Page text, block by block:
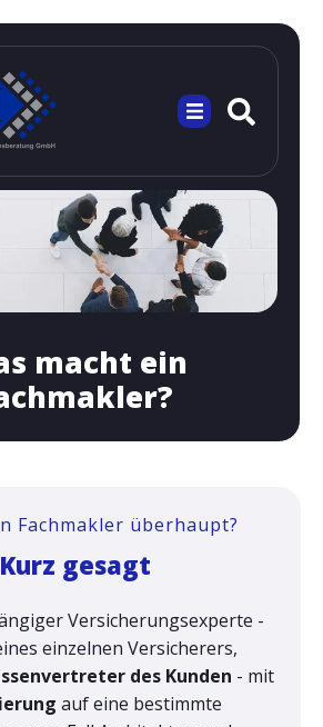
macht ein
Fachmakler überhaupt?
Kurz gesagt
Versicherungsexperte -
einzelnen Versicherers,
des Kunden - mit
auf eine bestimmte